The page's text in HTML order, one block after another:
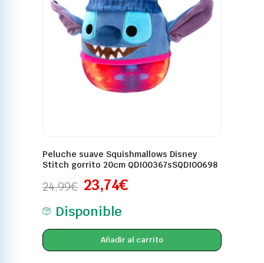
Peluche suave Squishmallows Disney
Stitch gorrito 20cm QDI00367sSQDI00698
24,99€ 23,74€
Disponible
Añadir al carrito